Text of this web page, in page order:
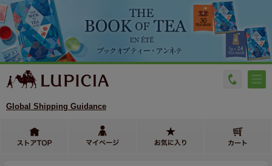
Global Shipping Guidance